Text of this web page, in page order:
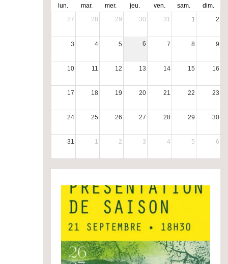
lun. mar. mer. jeu. ven. sam.
dim.
27
28 29 30 31 1 2
3 4 5 6 7 8 9
10 11 12 13 14 15 16
17 18 19 20 21 22 23
24 25 26 27 28 29 30
31 1 2 3 4 5 6